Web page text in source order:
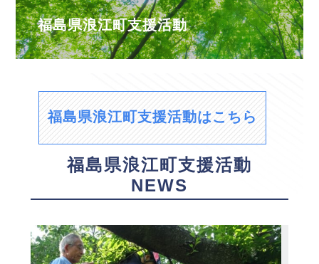
福島県浪江町支援活動
福島県浪江町支援活動はこちら
福島県浪江町支援活動
NEWS